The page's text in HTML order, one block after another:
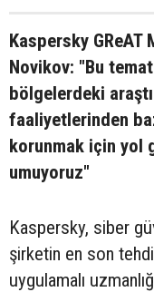
Kaspersky GReAT
Novikov: "Bu
bölgelerdeki
faaliyetlerinden
korunmak için yol
umuyoruz"
Kaspersky, siber
şirketin en son
uygulamalı